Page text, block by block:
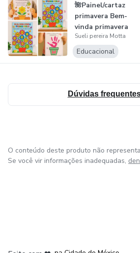
🌺Painel/cartaz
primavera Bem-
vinda primavera
(vaso de flor)
Sueli pereira Motta
Educacional
Dúvidas
O conteúdo deste produto não
Se você vir informações inadequadas,